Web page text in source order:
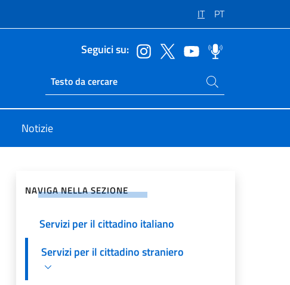
IT PT
Seguici su:
Ricerca sito live
Cerca nel sito
Notizie
NAVIGA NELLA SEZIONE
Servizi per il cittadino italiano
Servizi per il cittadino straniero